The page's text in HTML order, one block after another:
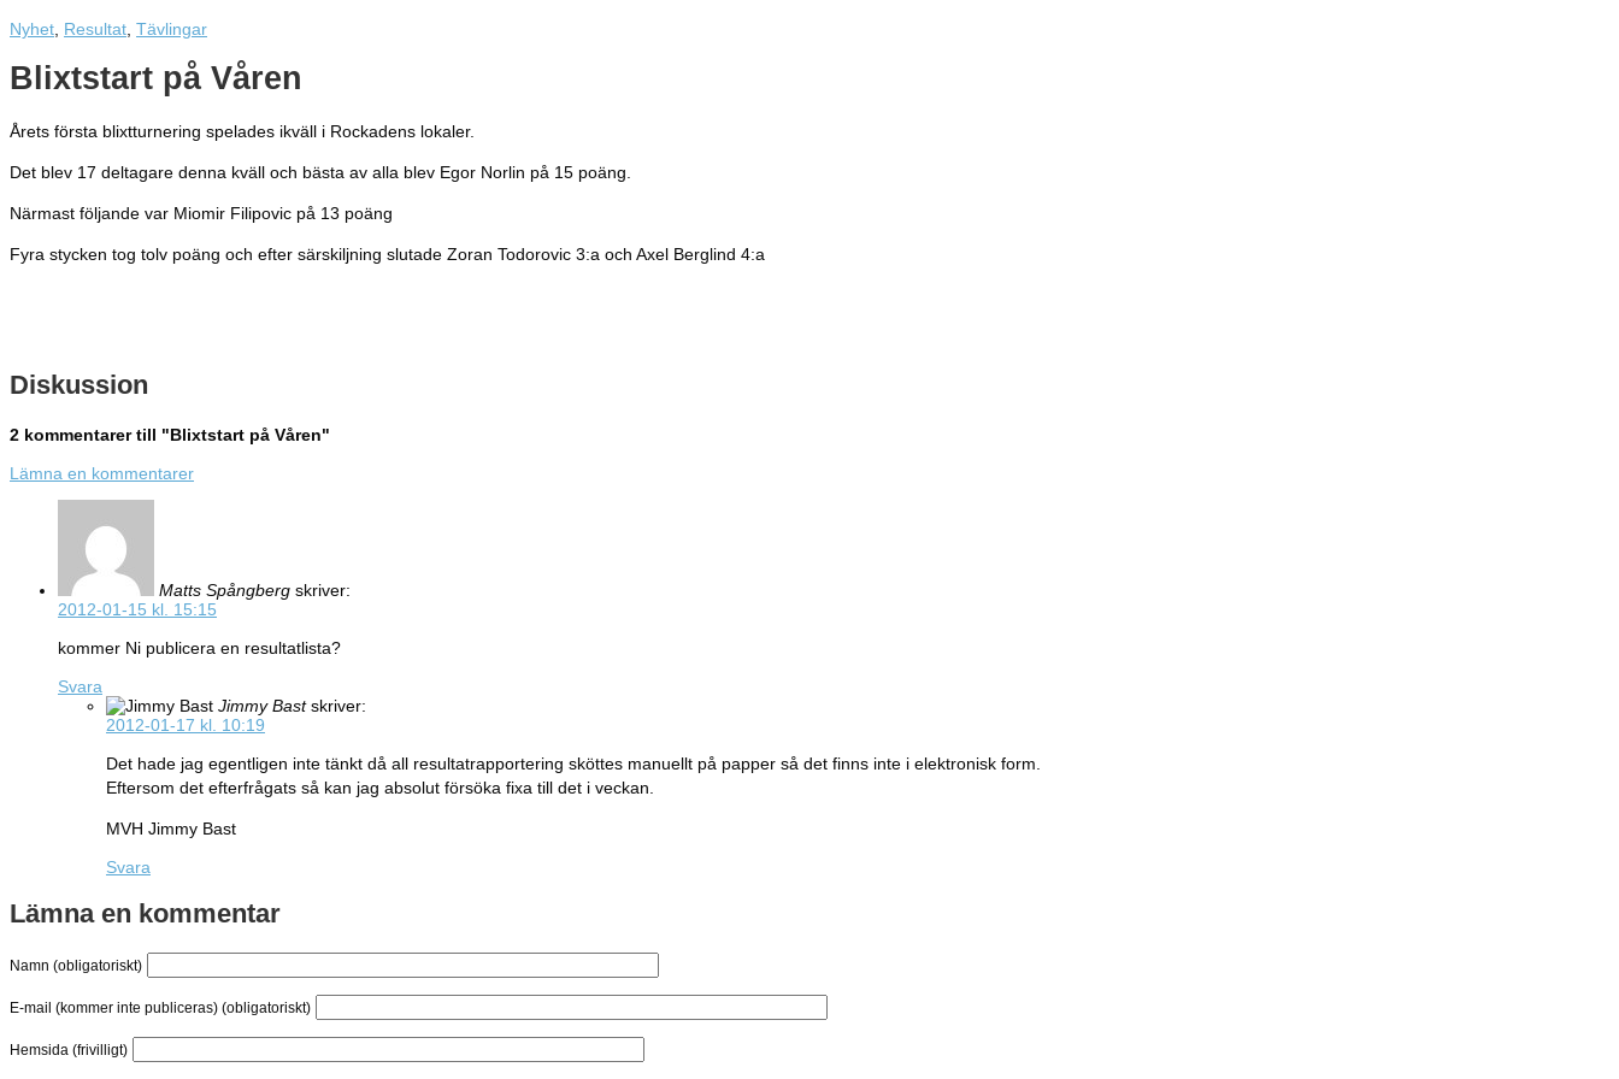
Nyhet Resultat Tävlingar
Blixtstart på Våren
Årets första blixtturnering spelades ikväll i Rockadens lokaler.
Det blev 17 deltagare denna kväll och bästa av alla blev Egor Norlin på 15 poäng.
Närmast följande var Miomir Filipovic på 13 poäng
Fyra stycken tog tolv poäng och efter särskiljning slutade Zoran Todorovic 3:a och Axel Berglind 4:a
Diskussion
2 kommentarer till "Blixtstart på Våren"
Lämna en kommentarer
Matts Spångberg skriver:
2012-01-15 kl. 15:15
kommer Ni publicera en resultatlista?
Svara
Jimmy Bast skriver:
2012-01-17 kl. 10:19
Det hade jag egentligen inte tänkt då all resultatrapportering sköttes manuellt på papper så det finns inte i elektronisk form.
Eftersom det efterfrågats så kan jag absolut försöka fixa till det i veckan.
MVH Jimmy Bast
Svara
Lämna en kommentar
Namn (obligatoriskt)
E-mail (kommer inte publiceras) (obligatoriskt)
Hemsida (frivilligt)